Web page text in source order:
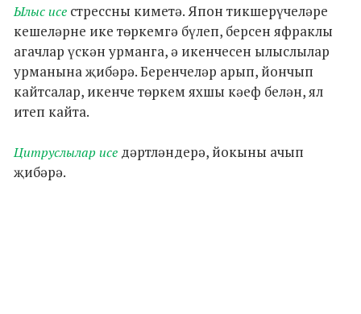
Ылыс исе стрессны киметә. Япон тикшерүчеләре
кешеләрне ике төркемгә бүлеп, берсен яфраклы
агачлар үскән урманга, ә икенчесен ылыслылар
урманына җибәрә. Беренчеләр арып, йончып
кайтсалар, икенче төркем яхшы кәеф белән, ял
итеп кайта.
Цитруслылар исе дәртләндерә, йокыны ачып
җибәрә.